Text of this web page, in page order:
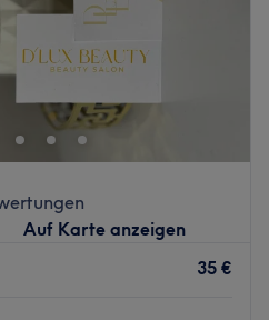
Auf Karte anzeigen
35 €